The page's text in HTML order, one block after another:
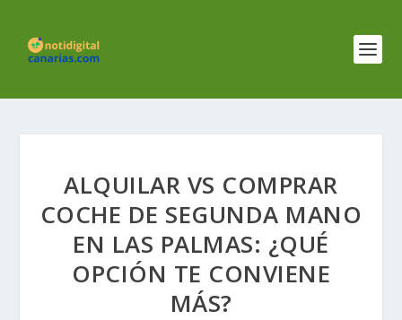
ALQUILAR VS COMPRAR
COCHE DE SEGUNDA MANO
EN LAS PALMAS: ¿QUÉ
OPCIÓN TE CONVIENE
MÁS?